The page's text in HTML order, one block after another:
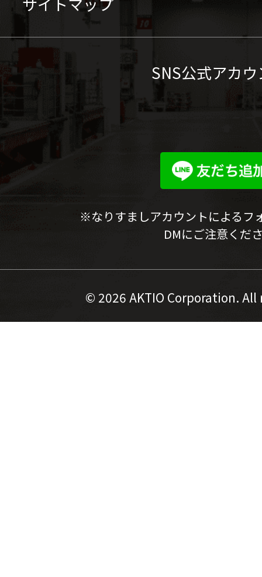
SNS公式アカ
※なりすましアカウントによるフ
DMにご注意くだ
© 2026 AKTIO Corporation.